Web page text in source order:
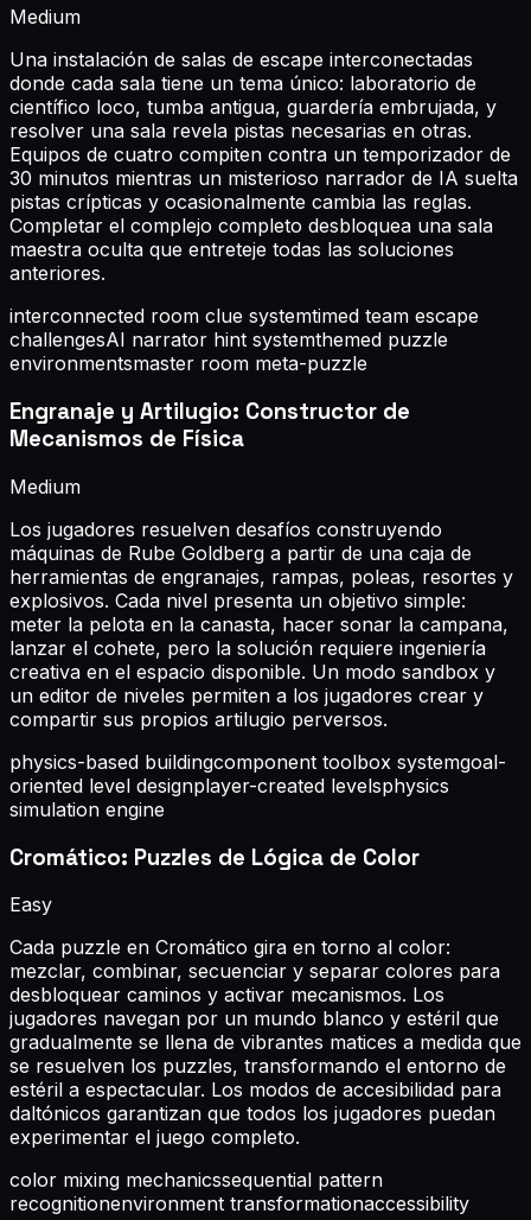
Medium
Una instalación de salas de escape interconectadas
donde cada sala tiene un tema único: laboratorio de
científico loco, tumba antigua, guardería embrujada, y
resolver una sala revela pistas necesarias en otras.
Equipos de cuatro compiten contra un temporizador de
30 minutos mientras un misterioso narrador de IA suelta
pistas crípticas y ocasionalmente cambia las reglas.
Completar el complejo completo desbloquea una sala
maestra oculta que entreteje todas las soluciones
anteriores.
interconnected room clue systemtimed team escape
challengesAI narrator hint systemthemed puzzle
environmentsmaster room meta-puzzle
Engranaje y Artilugio: Constructor de
Mecanismos de Física
Medium
Los jugadores resuelven desafíos construyendo
máquinas de Rube Goldberg a partir de una caja de
herramientas de engranajes, rampas, poleas, resortes y
explosivos. Cada nivel presenta un objetivo simple:
meter la pelota en la canasta, hacer sonar la campana,
lanzar el cohete, pero la solución requiere ingeniería
creativa en el espacio disponible. Un modo sandbox y
un editor de niveles permiten a los jugadores crear y
compartir sus propios artilugio perversos.
physics-based buildingcomponent toolbox systemgoal-
oriented level designplayer-created levelsphysics
simulation engine
Cromático: Puzzles de Lógica de Color
Easy
Cada puzzle en Cromático gira en torno al color:
mezclar, combinar, secuenciar y separar colores para
desbloquear caminos y activar mecanismos. Los
jugadores navegan por un mundo blanco y estéril que
gradualmente se llena de vibrantes matices a medida que
se resuelven los puzzles, transformando el entorno de
estéril a espectacular. Los modos de accesibilidad para
daltónicos garantizan que todos los jugadores puedan
experimentar el juego completo.
color mixing mechanicssequential pattern
recognitionenvironment transformationaccessibility